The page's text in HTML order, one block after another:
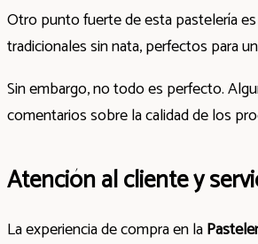
Otro punto fuerte de esta pastelería
tradicionales sin nata, perfectos para
Sin embargo, no todo es perfecto.
comentarios sobre la calidad de los
Atención al cliente y
La experiencia de compra en la